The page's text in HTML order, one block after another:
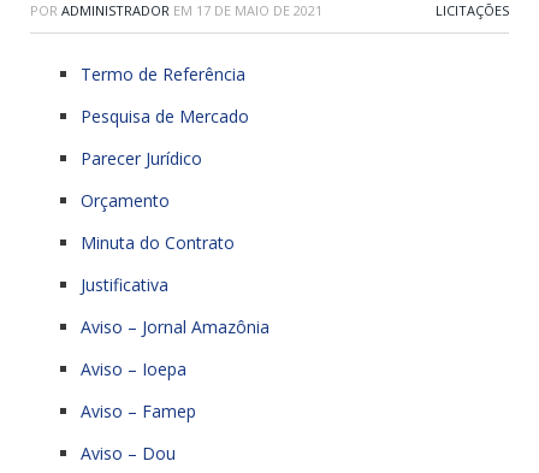
POR ADMINISTRADOR EM 17 DE MAIO DE 2021 LICITAÇÕES
Termo de Referência
Pesquisa de Mercado
Parecer Jurídico
Orçamento
Minuta do Contrato
Justificativa
Aviso – Jornal Amazônia
Aviso – Ioepa
Aviso – Famep
Aviso – Dou